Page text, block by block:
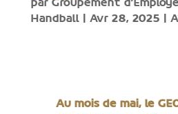
par Groupement
Handball| Avr 28, 2025
Au mois de mai, le